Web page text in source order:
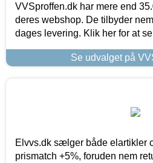
VVSproffen.dk har mere end
deres webshop. De tilbyder
dages levering. Klik her for at
Se udvalget på
Elvvs.dk sælger både elartikler
prismatch +5%, foruden nem